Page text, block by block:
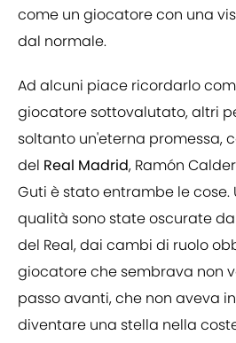
come un giocatore con una
dal normale.
Ad alcuni piace ricordarlo
giocatore sottovalutato, altri
soltanto un'eterna promessa,
del Real Madrid, Ramón
Guti è stato entrambe le cose.
qualità sono state oscurate
del Real, dai cambi di ruolo
giocatore che sembrava non
passo avanti, che non aveva
diventare una stella nella